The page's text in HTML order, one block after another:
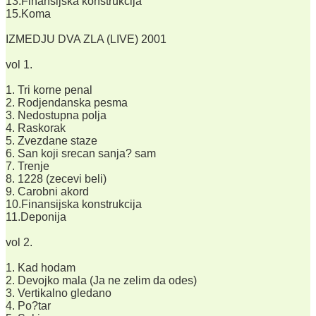
15.Koma
IZMEDJU DVA ZLA (LIVE) 2001
vol 1.
1. Tri korne penal
2. Rodjendanska pesma
3. Nedostupna polja
4. Raskorak
5. Zvezdane staze
6. San koji srecan sanja? sam
7. Trenje
8. 1228 (zecevi beli)
9. Carobni akord
10.Finansijska konstrukcija
11.Deponija
vol 2.
1. Kad hodam
2. Devojko mala (Ja ne zelim da odes)
3. Vertikalno gledano
4. Po?tar